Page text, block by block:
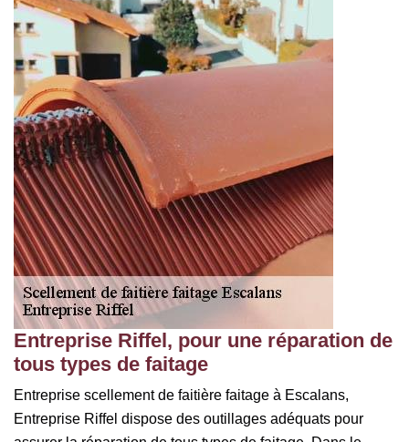
Entreprise Riffel, pour une réparation de
tous types de faitage
Entreprise scellement de faitière faitage à Escalans,
Entreprise Riffel dispose des outillages adéquats pour